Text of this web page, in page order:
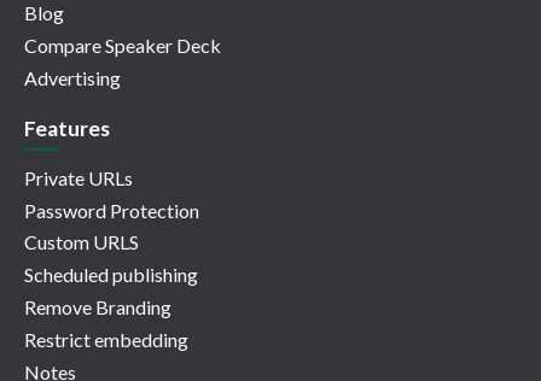
Blog
Compare Speaker Deck
Advertising
Features
Private URLs
Password Protection
Custom URLS
Scheduled publishing
Remove Branding
Restrict embedding
Notes